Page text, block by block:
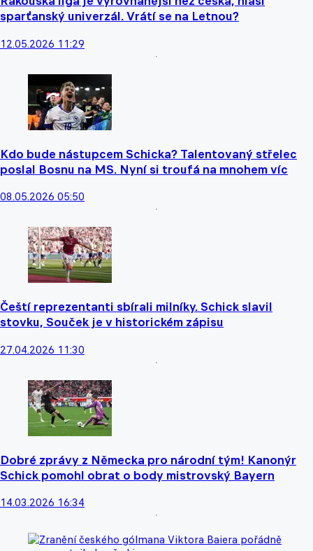
sparťanský univerzál. Vrátí se na Letnou?
12.05.2026 11:29
Kdo bude nástupcem Schicka? Talentovaný střelec
poslal Bosnu na MS. Nyní si troufá na mnohem víc
08.05.2026 05:50
Čeští reprezentanti sbírali milníky. Schick slavil
stovku, Souček je v historickém zápisu
27.04.2026 11:30
Dobré zprávy z Německa pro národní tým! Kanonýr
Schick pomohl obrat o body mistrovský Bayern
14.03.2026 16:34